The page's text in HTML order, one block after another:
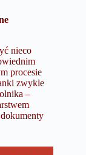
nieco
procesie
zwykle
–